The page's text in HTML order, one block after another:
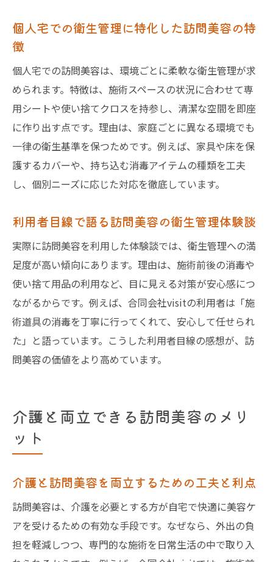
個人宅での衛生管理に特化した訪問美容の特
徴
個人宅での訪問美容は、環境ごとに柔軟な衛生管理が求
められます。特徴は、施術スペースの状況に合わせて専
用シートや使い捨てクロスを持参し、清潔な空間を即座
に作り出す点です。理由は、家庭ごとに異なる環境でも
一律の衛生基準を保つためです。例えば、家具や床を保
護するカバーや、持ち込む消毒アイテムの種類を工夫
し、個別ニーズに応じた対応を徹底しています。
利用者目線で語る訪問美容の衛生管理体験談
実際に訪問美容を利用した体験談では、衛生管理への満
足度が高い傾向にあります。理由は、施術前後の消毒や
使い捨て用品の利用など、目に見える対策が安心感につ
ながるからです。例えば、合同会社visitの利用者は「施
術道具の消毒を丁寧に行ってくれて、安心して任せられ
た」と語っています。こうした利用者目線の感想が、訪
問美容の価値をより高めています。
介護と両立できる訪問美容のメリ
ット
介護と訪問美容を両立するための工夫と利点
訪問美容は、介護を必要とする方が自宅で快適に美容ケ
アを受けるための有効な手段です。なぜなら、外出の負
担を軽減しつつ、専門的な施術を日常生活の中で取り入